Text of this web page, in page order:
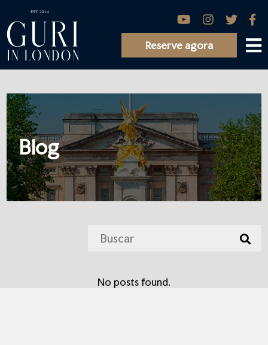
Reserve agora
Blog
No posts found.